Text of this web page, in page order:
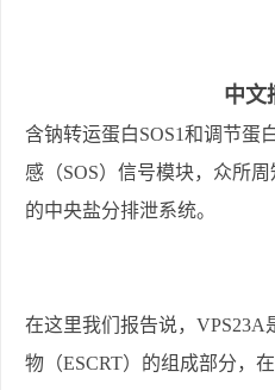
中文
含钠转运蛋白SOS1和调节蛋
感（SOS）信号模块，众所
的中央盐分排泄系统。
在这里我们报告说， VPS23A
物（ESCRT）的组成部分，在